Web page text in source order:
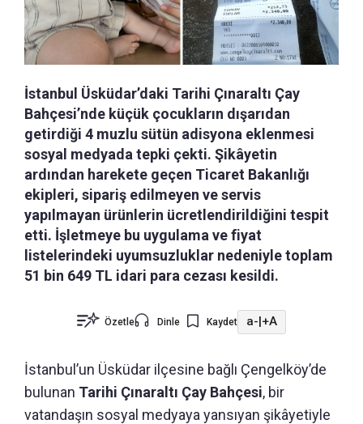
İstanbul Üsküdar’daki Tarihi Çınaraltı Çay
Bahçesi’nde küçük çocukların dışarıdan
getirdiği 4 muzlu sütün adisyona eklenmesi
sosyal medyada tepki çekti. Şikâyetin
ardından harekete geçen Ticaret Bakanlığı
ekipleri, sipariş edilmeyen ve servis
yapılmayan ürünlerin ücretlendirildiğini tespit
etti. İşletmeye bu uygulama ve fiyat
listelerindeki uyumsuzluklar nedeniyle toplam
51 bin 649 TL idari para cezası kesildi.
Özetle Dinle Kaydet a-|+A
İstanbul’un Üsküdar ilçesine bağlı Çengelköy’de
bulunan Tarihi Çınaraltı Çay Bahçesi, bir
vatandaşın sosyal medyaya yansıyan şikâyetiyle